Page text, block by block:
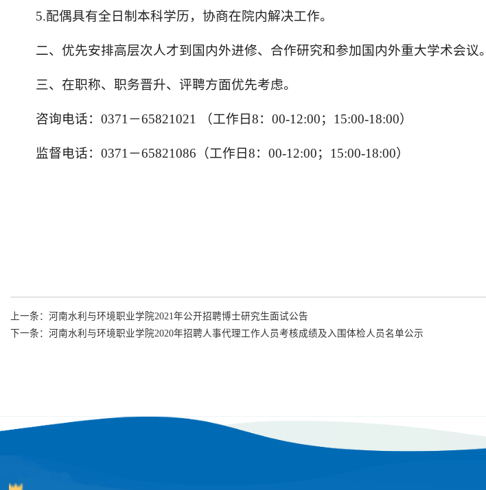
5.配偶具有全日制本科学历，协商在院内解决工作。
二、优先安排高层次人才到国内外进修、合作研究和参加国内外重大学术会议。
三、在职称、职务晋升、评聘方面优先考虑。
咨询电话：0371－65821021 （工作日8：00-12:00；15:00-18:00）
监督电话：0371－65821086（工作日8：00-12:00；15:00-18:00）
上一条： 河南水利与环境职业学院2021年公开招聘博士研究生面试公告
下一条： 河南水利与环境职业学院2020年招聘人事代理工作人员考核成绩及入围体检人员名单公示